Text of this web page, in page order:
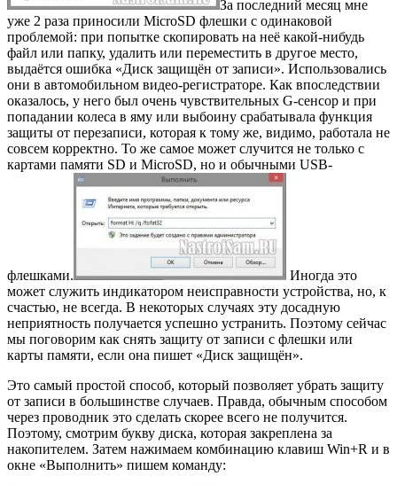
За последний месяц мне
уже 2 раза приносили MicroSD флешки с одинаковой
проблемой: при попытке скопировать на неё какой-нибудь
файл или папку, удалить или переместить в другое место,
выдаётся ошибка «Диск защищён от записи». Использовались
они в автомобильном видео-регистраторе. Как впоследствии
оказалось, у него был очень чувствительных G-сенсор и при
попадании колеса в яму или выбоину срабатывала функция
защиты от перезаписи, которая к тому же, видимо, работала не
совсем корректно. То же самое может случится не только с
картами памяти SD и MicroSD, но и обычными USB-
флешками.
Иногда это
может служить индикатором неисправности устройства, но, к
счастью, не всегда. В некоторых случаях эту досадную
неприятность получается успешно устранить. Поэтому сейчас
мы поговорим как снять защиту от записи с флешки или
карты памяти, если она пишет «Диск защищён».
Это самый простой способ, который позволяет убрать защиту
от записи в большинстве случаев. Правда, обычным способом
через проводник это сделать скорее всего не получится.
Поэтому, смотрим букву диска, которая закреплена за
накопителем. Затем нажимаем комбинацию клавиш Win+R и в
окне «Выполнить» пишем команду: